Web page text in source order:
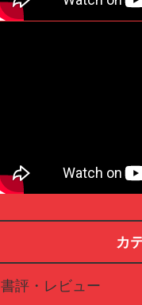
カ
書評・レビュー